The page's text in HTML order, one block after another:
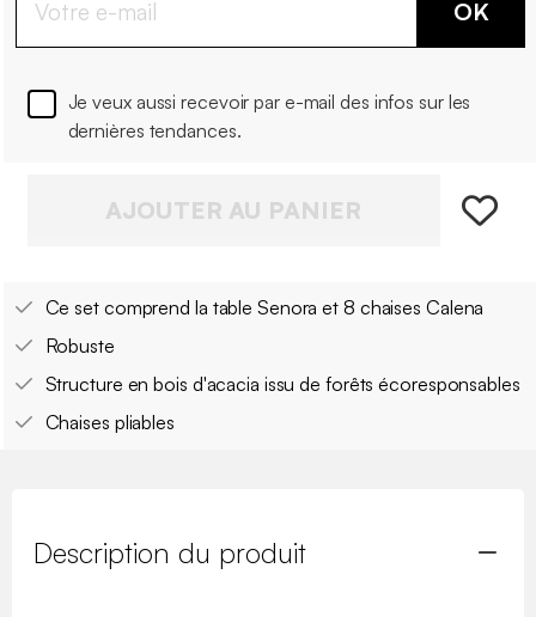
OK
Je veux aussi recevoir par e-mail des infos sur les
dernières tendances.
AJOUTER AU PANIER
Ce set comprend la table Senora et 8 chaises Calena
Robuste
Structure en bois d'acacia issu de forêts écoresponsables
Chaises pliables
Description du produit